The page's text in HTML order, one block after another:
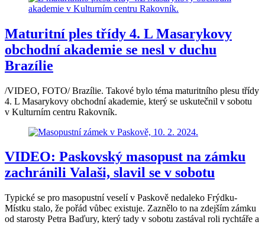
Maturitní ples třídy 4. L Masarykovy
obchodní akademie se nesl v duchu
Brazílie
/VIDEO, FOTO/ Brazílie. Takové bylo téma maturitního plesu třídy
4. L Masarykovy obchodní akademie, který se uskutečnil v sobotu
v Kulturním centru Rakovník.
VIDEO: Paskovský masopust na zámku
zachránili Valaši, slavil se v sobotu
Typické se pro masopustní veselí v Paskově nedaleko Frýdku-
Místku stalo, že pořád vůbec existuje. Zaznělo to na zdejším zámku
od starosty Petra Baďury, který tady v sobotu zastával roli rychtáře a